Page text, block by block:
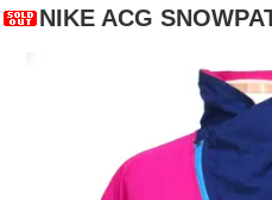
NIKE ACG